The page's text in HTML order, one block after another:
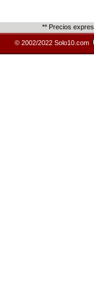
** Precios
© 2002/2022 Solo10.com